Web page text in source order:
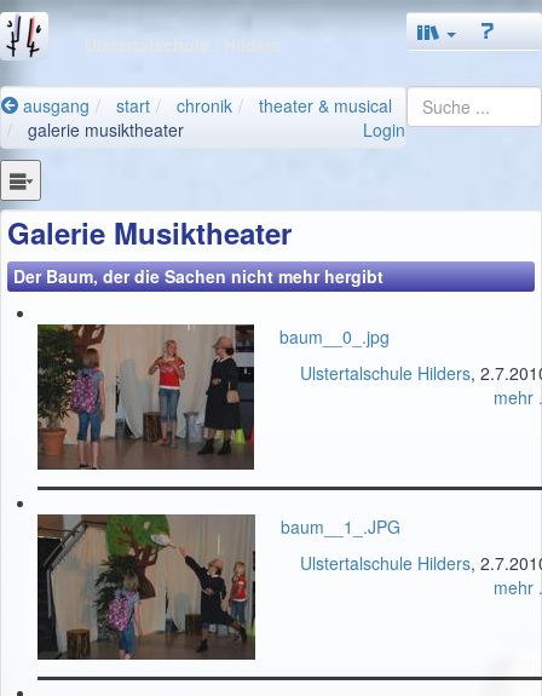
ausgang start chronik
theater & musical
galerie musiktheater
Login
Galerie Musiktheater
Der Baum, der die Sachen nicht mehr hergibt
baum__0_.jpg
Ulstertalschule Hilders,
mehr
baum__1_.JPG
Ulstertalschule Hilders,
mehr